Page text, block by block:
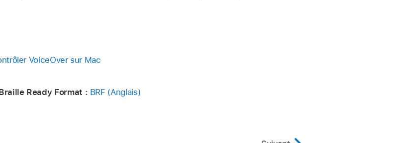
VoiceOver sur Mac
Ready Format : BRF (Anglais)